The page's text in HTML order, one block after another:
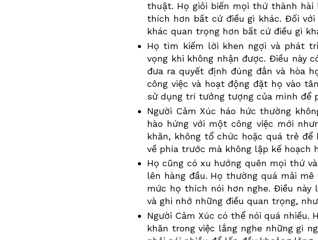
thuật. Họ giỏi biến mọi thứ thành hài
thích hơn bất cứ điều gì khác. Đối với
khác quan trọng hơn bất cứ điều gì
Họ tìm kiếm lời khen ngợi và phát
vọng khi không nhận được. Điều này
đưa ra quyết định đúng đắn và hòa
công việc và hoạt động đặt họ vào
sử dụng trí tưởng tượng của mình để
Người Cảm Xúc háo hức thường
hào hứng với một công việc mới
khăn, không tổ chức hoặc quá trẻ để
về phía trước mà không lập kế hoạch
Họ cũng có xu hướng quên mọi thứ
lên hàng đầu. Họ thường quá mải
mức họ thích nói hơn nghe. Điều
và ghi nhớ những điều quan trọng,
Người Cảm Xúc có thể nói quá nhiều.
khăn trong việc lắng nghe những gì